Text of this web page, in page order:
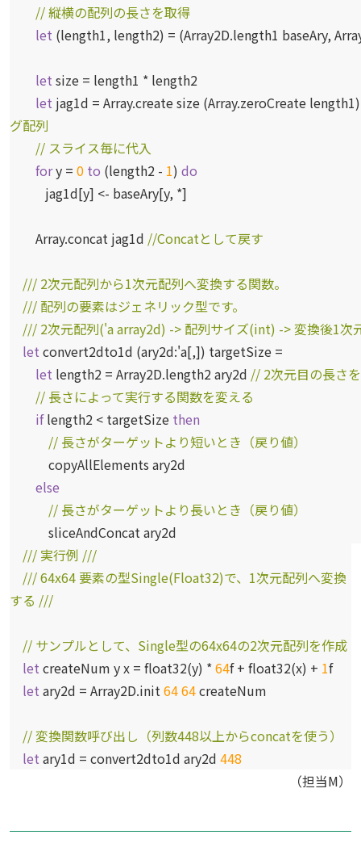
// 縦横の配列の長さを取得
let (length1, length2) = (Array2D.length1 baseAry,
let size = length1 * length2
let jag1d = Array.create size (Array.zeroCreate
グ配列
// スライス毎に代入
fory = 0 to (length2 - 1) do
jag1d[y] <- baseAry[y, *]
Array.concat jag1d //Concatとして戻す
/// 2次元配列から1次元配列へ変換する関数。
/// 配列の要素はジェネリック型です。
/// 2次元配列('a array2d) -> 配列サイズ(int) -> 変換後1次
let convert2dto1d (ary2d:'a[,]) targetSize =
let length2 = Array2D.length2 ary2d // 2次元目の長さ
// 長さによって実行する関数を変える
iflength2 < targetSize then
// 長さがターゲットより短いとき（戻り値）
copyAllElements ary2d
else
// 長さがターゲットより長いとき（戻り値）
sliceAndConcat ary2d
/// 実行例 ///
/// 64x64 要素の型Single(Float32)で、1次元配列へ変換
する ///
// サンプルとして、Single型の64x64の2次元配列を作成
let createNum y x = float32(y) *64f + float32(x) + 1f
let ary2d = Array2D.init 6464createNum
// 変換関数呼び出し（列数448以上からconcatを使う）
let ary1d = convert2dto1d ary2d 448
（担当M）